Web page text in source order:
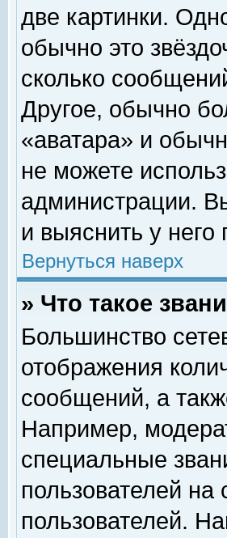
две картинки.
обычно это
сколько
Другое, обычно
«аватара» и
не можете
администрации.
и выяснить у него
Вернуться наверх
» Что такое
Большинство
отображения
сообщений, а
Например,
специальные
пользователей
пользователей.